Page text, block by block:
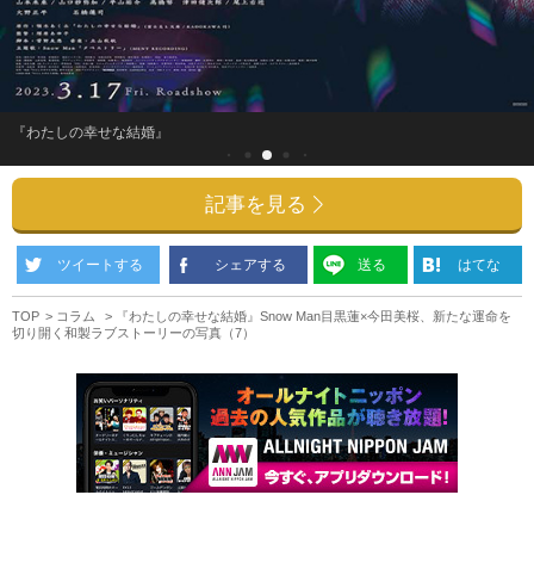
『わたしの幸せな結婚』
記事を見る
ツイートする シェアする 送る はてな
TOP コラム
『わたしの幸せな結婚』Snow Man目黒蓮×今田美桜、新たな運命を
切り開く和製ラブストーリーの写真（7）